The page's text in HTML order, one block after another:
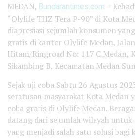
MEDAN, Bundarantimes.com –
“Olylife THZ Tera P-90” di Kota
diapresiasi sejumlah konsumen
gratis di kantor Olylife Medan,
Hitam/Ringroad No: 117 C Medan,
Sikambing B, Kecamatan Medan
Sejak uji coba Sabtu 26 Agustus
seratusan masyarakat Kota Medan
coba gratis di Olylife Medan.
datang dari sejumlah wilayah untuk
yang menjadi salah satu solusi bagi